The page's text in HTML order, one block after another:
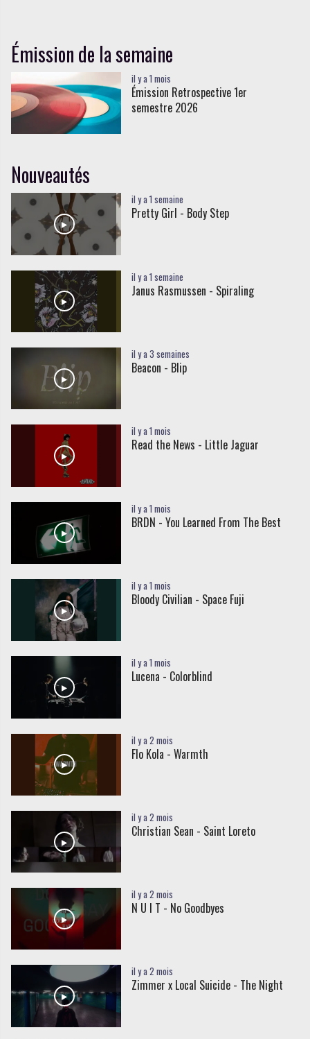
Émission de la semaine
il y a 1 mois
Émission Retrospective 1er
semestre 2026
Nouveautés
il y a 1 semaine
Pretty Girl - Body Step
il y a 1 semaine
Janus Rasmussen - Spiraling
il y a 3 semaines
Beacon - Blip
il y a 1 mois
Read the News - Little Jaguar
il y a 1 mois
BRDN - You Learned From The Best
il y a 1 mois
Bloody Civilian - Space Fuji
il y a 1 mois
Lucena - Colorblind
il y a 2 mois
Flo Kola - Warmth
il y a 2 mois
Christian Sean - Saint Loreto
il y a 2 mois
N U I T - No Goodbyes
il y a 2 mois
Zimmer x Local Suicide - The Night